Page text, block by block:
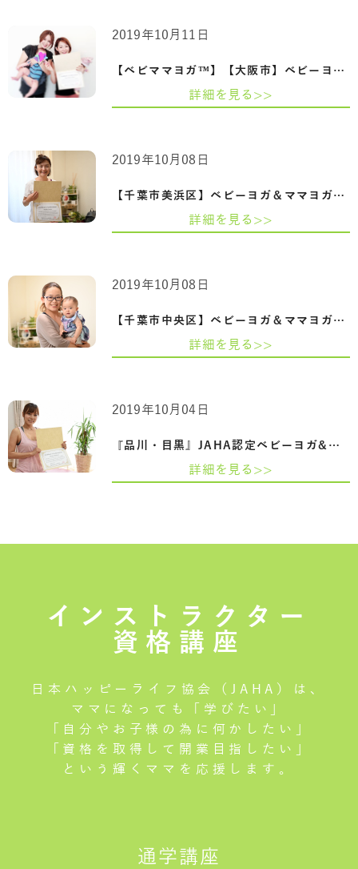
【ベビママヨガ™】【大阪市】ベビーヨガ＆…
2019年10月11日
詳細を見る>>
【千葉市美浜区】ベビーヨガ＆ママヨガイ…
2019年10月08日
詳細を見る>>
【千葉市中央区】ベビーヨガ＆ママヨガイ…
2019年10月08日
詳細を見る>>
『品川・目黒』JAHA認定ベビーヨガ&ママヨ…
2019年10月04日
詳細を見る>>
インストラクター
資格講座
日本ハッピーライフ協会（JAHA）は、
ママになっても「学びたい」
「自分やお子様の為に何かしたい」
「資格を取得して開業目指したい」
という輝くママを応援します。
通学講座